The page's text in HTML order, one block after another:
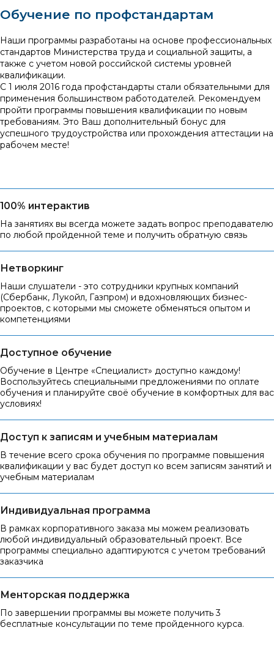
Обучение по профстандартам
Наши программы разработаны на основе профессиональных
стандартов Министерства труда и социальной защиты, а
также с учетом новой российской системы уровней
квалификации.
С 1 июля 2016 года профстандарты стали обязательными для
применения большинством работодателей. Рекомендуем
пройти программы повышения квалификации по новым
требованиям. Это Ваш дополнительный бонус для
успешного трудоустройства или прохождения аттестации на
рабочем месте!
100% интерактив
На занятиях вы всегда можете задать вопрос преподавателю
по любой пройденной теме и получить обратную связь
Нетворкинг
Наши слушатели - это сотрудники крупных компаний
(Сбербанк, Лукойл, Газпром) и вдохновляющих бизнес-
проектов, с которыми мы сможете обменяться опытом и
компетенциями
Доступное обучение
Обучение в Центре «Специалист» доступно каждому!
Воспользуйтесь специальными предложениями по оплате
обучения и планируйте своё обучение в комфортных для вас
условиях!
Доступ к записям и учебным материалам
В течение всего срока обучения по программе повышения
квалификации у вас будет доступ ко всем записям занятий и
учебным материалам
Индивидуальная программа
В рамках корпоративного заказа мы можем реализовать
любой индивидуальный образовательный проект. Все
программы специально адаптируются с учетом требований
заказчика
Менторская поддержка
По завершении программы вы можете получить 3
бесплатные консультации по теме пройденного курса.